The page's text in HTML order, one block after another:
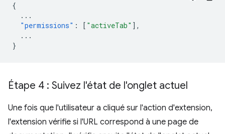
{
...
"permissions" : [ "activeTab" ],
...
}
Étape 4 : Suivez l'état de l'onglet actuel
Une fois que l'utilisateur a cliqué sur l'action d'extension,
l'extension vérifie si l'URL correspond à une page de